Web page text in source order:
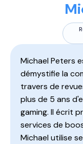
Michael Peters
démystifie la
travers de
plus de 5 ans
gaming. Il écrit
services de
Michael utilise